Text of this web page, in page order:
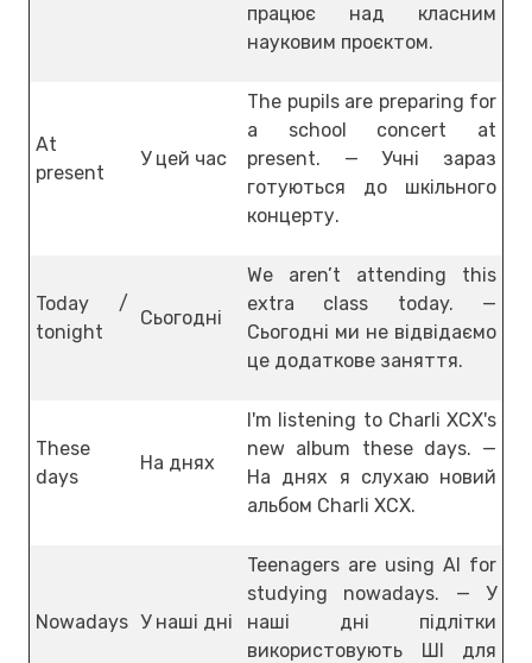
працює над класним
науковим проєктом.
At
present
У цей час
The pupils are preparing for
a school concert at
present. — Учні зараз
готуються до шкільного
концерту.
Today /
tonight
Сьогодні
We aren’t attending this
extra class today. —
Сьогодні ми не відвідаємо
це додаткове заняття.
These
days
На днях
I'm listening to Charli XCX's
new album these days. —
На днях я слухаю новий
альбом Charli XCX.
Nowadays У наші дні
Teenagers are using AI for
studying nowadays. — У
наші дні підлітки
використовують ШІ для